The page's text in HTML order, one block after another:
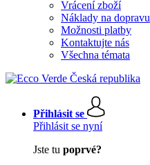
Vrácení zboží
Náklady na dopravu
Možnosti platby
Kontaktujte nás
Všechna témata
Přihlásit se
Přihlásit se nyní
Jste tu poprvé?